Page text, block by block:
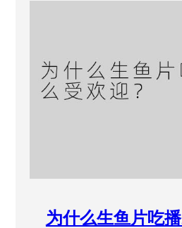
为什么生鱼片吃